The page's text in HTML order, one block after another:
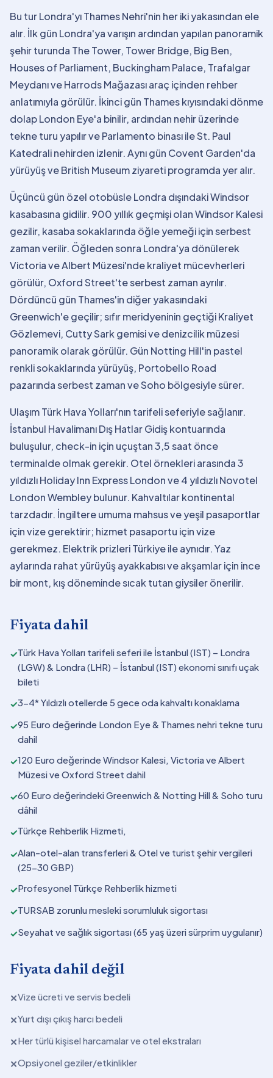
Bu tur Londra'yı Thames Nehri'nin her iki yakasından ele
alır. İlk gün Londra'ya varışın ardından yapılan panoramik
şehir turunda The Tower, Tower Bridge, Big Ben,
Houses of Parliament, Buckingham Palace, Trafalgar
Meydanı ve Harrods Mağazası araç içinden rehber
anlatımıyla görülür. İkinci gün Thames kıyısındaki dönme
dolap London Eye'a binilir, ardından nehir üzerinde
tekne turu yapılır ve Parlamento binası ile St. Paul
Katedrali nehirden izlenir. Aynı gün Covent Garden'da
yürüyüş ve British Museum ziyareti programda yer alır.
Üçüncü gün özel otobüsle Londra dışındaki Windsor
kasabasına gidilir. 900 yıllık geçmişi olan Windsor Kalesi
gezilir, kasaba sokaklarında öğle yemeği için serbest
zaman verilir. Öğleden sonra Londra'ya dönülerek
Victoria ve Albert Müzesi'nde kraliyet mücevherleri
görülür, Oxford Street'te serbest zaman ayrılır.
Dördüncü gün Thames'in diğer yakasındaki
Greenwich'e geçilir; sıfır meridyeninin geçtiği Kraliyet
Gözlemevi, Cutty Sark gemisi ve denizcilik müzesi
panoramik olarak görülür. Gün Notting Hill'in pastel
renkli sokaklarında yürüyüş, Portobello Road
pazarında serbest zaman ve Soho bölgesiyle sürer.
Ulaşım Türk Hava Yolları'nın tarifeli seferiyle sağlanır.
İstanbul Havalimanı Dış Hatlar Gidiş kontuarında
buluşulur, check-in için uçuştan 3,5 saat önce
terminalde olmak gerekir. Otel örnekleri arasında 3
yıldızlı Holiday Inn Express London ve 4 yıldızlı Novotel
London Wembley bulunur. Kahvaltılar kontinental
tarzdadır. İngiltere umuma mahsus ve yeşil pasaportlar
için vize gerektirir; hizmet pasaportu için vize
gerekmez. Elektrik prizleri Türkiye ile aynıdır. Yaz
aylarında rahat yürüyüş ayakkabısı ve akşamlar için ince
bir mont, kış döneminde sıcak tutan giysiler önerilir.
Fiyata dahil
✓Türk Hava Yolları tarifeli seferi ile İstanbul (IST) – Londra
(LGW) & Londra (LHR) – İstanbul (IST) ekonomi sınıfı uçak
bileti
✓3-4* Yıldızlı otellerde 5 gece oda kahvaltı konaklama
✓95 Euro değerinde London Eye & Thames nehri tekne turu
dahil
✓120 Euro değerinde Windsor Kalesi, Victoria ve Albert
Müzesi ve Oxford Street dahil
✓60 Euro değerindeki Greenwich & Notting Hill & Soho turu
dâhil
✓Türkçe Rehberlik Hizmeti,
✓Alan-otel-alan transferleri & Otel ve turist şehir vergileri
(25-30 GBP)
✓Profesyonel Türkçe Rehberlik hizmeti
✓TURSAB zorunlu mesleki sorumluluk sigortası
✓Seyahat ve sağlık sigortası (65 yaş üzeri sürprim uygulanır)
Fiyata dahil değil
✕Vize ücreti ve servis bedeli
✕Yurt dışı çıkış harcı bedeli
✕Her türlü kişisel harcamalar ve otel ekstraları
✕Opsiyonel geziler/etkinlikler